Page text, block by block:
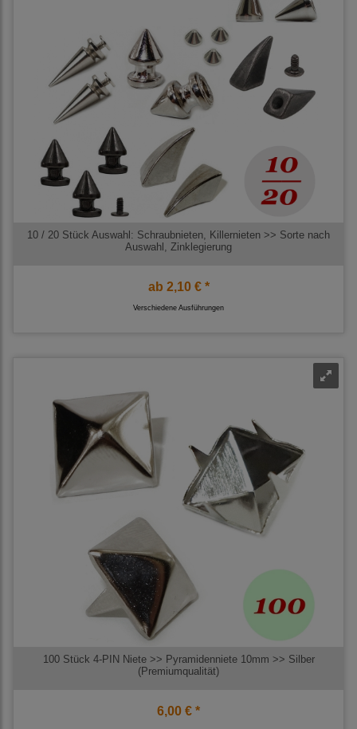
10 / 20 Stück Auswahl: Schraubnieten, Killernieten >> Sorte nach
Auswahl, Zinklegierung
ab 2,10 € *
Verschiedene Ausführungen
100 Stück 4-PIN Niete >> Pyramidenniete 10mm >> Silber
(Premiumqualität)
6,00 € *